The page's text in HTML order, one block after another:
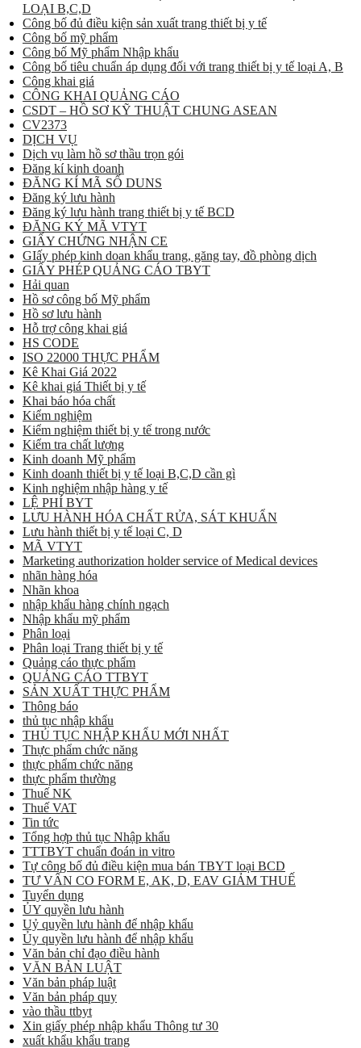
LOẠI B,C,D
Công bố đủ điều kiện sản xuất trang thiết bị y tế
Công bố mỹ phẩm
Công bố Mỹ phẩm Nhập khẩu
Công bố tiêu chuẩn áp dụng đối với trang thiết bị y tế loại A, B
Công khai giá
CÔNG KHAI QUẢNG CÁO
CSDT – HỒ SƠ KỸ THUẬT CHUNG ASEAN
CV2373
DỊCH VỤ
Dịch vụ làm hồ sơ thầu trọn gói
Đăng kí kinh doanh
ĐĂNG KÍ MÃ SỐ DUNS
Đăng ký lưu hành
Đăng ký lưu hành trang thiết bị y tế BCD
ĐĂNG KÝ MÃ VTYT
GIẤY CHỨNG NHẬN CE
GIấy phép kinh doan khẩu trang, găng tay, đồ phòng dịch
GIẤY PHÉP QUẢNG CÁO TBYT
Hải quan
Hồ sơ công bố Mỹ phẩm
Hồ sơ lưu hành
Hỗ trợ công khai giá
HS CODE
ISO 22000 THỰC PHẨM
Kê Khai Giá 2022
Kê khai giá Thiết bị y tế
Khai báo hóa chất
Kiểm nghiệm
Kiểm nghiệm thiết bị y tế trong nước
Kiểm tra chất lượng
Kinh doanh Mỹ phẩm
Kinh doanh thiết bị y tế loại B,C,D cần gì
Kinh nghiệm nhập hàng y tế
LỆ PHÍ BYT
LƯU HÀNH HÓA CHẤT RỬA, SÁT KHUẨN
Lưu hành thiết bị y tế loại C, D
MÃ VTYT
Marketing authorization holder service of Medical devices
nhãn hàng hóa
Nhãn khoa
nhập khẩu hàng chính ngạch
Nhập khẩu mỹ phẩm
Phân loại
Phân loại Trang thiết bị y tế
Quảng cáo thực phẩm
QUẢNG CÁO TTBYT
SẢN XUẤT THỰC PHẨM
Thông báo
thủ tục nhập khẩu
THỦ TỤC NHẬP KHẨU MỚI NHẤT
Thực phẩm chức năng
thực phẩm chức năng
thực phẩm thường
Thuế NK
Thuế VAT
Tin tức
Tổng hợp thủ tục Nhập khẩu
TTTBYT chuẩn đoán in vitro
Tự công bố đủ điều kiện mua bán TBYT loại BCD
TƯ VẤN CO FORM E, AK, D, EAV GIẢM THUẾ
Tuyển dụng
ỦY quyền lưu hành
Uỷ quyền lưu hành để nhập khẩu
Ủy quyền lưu hành để nhập khẩu
Văn bản chỉ đạo điều hành
VĂN BẢN LUẬT
Văn bản pháp luật
Văn bản pháp quy
vào thầu ttbyt
Xin giấy phép nhập khẩu Thông tư 30
xuất khẩu khẩu trang